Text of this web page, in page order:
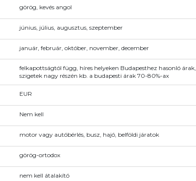
görög, kevés angol
június, július, augusztus, szeptember
január, február, október, november, december
felkapottságtól függ, híres helyeken Budapesthez hasonló árak,
szigetek nagy részén kb. a budapesti árak 70-80%-ax
EUR
Nem kell
motor vagy autóbérlés, busz, hajó, belföldi járatok
görög-ortodox
nem kell átalakító